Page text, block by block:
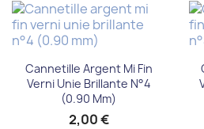
Cannetille Argent Mi Fin
Verni Unie Brillante N°4
(0.90 Mm)
2,00 €